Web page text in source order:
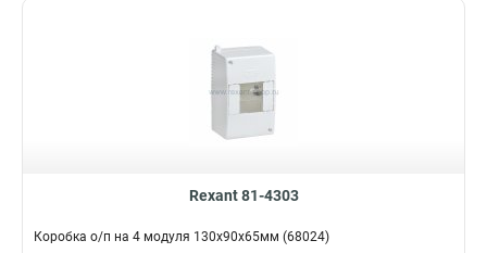
Rexant 81-4303
Коробка о/п на 4 модуля 130х90х65мм (68024)